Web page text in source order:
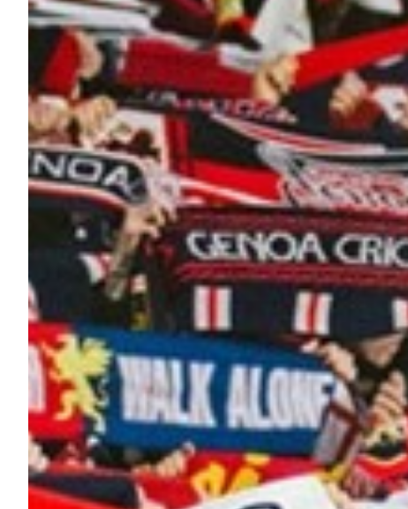
Robe di Kappa x Genoa
Vintage Collection
Red&Blue Voices
Kids
Accessori
Party
Outlet
Caffè Boasi x Genoa
Helan x Genoa
Isolani x Genoa